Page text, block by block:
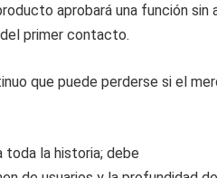
aprobará una función sin
primer contacto.
que puede perderse si el
toda la historia; debe